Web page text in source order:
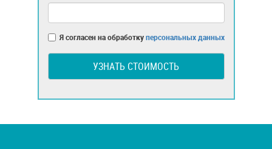
Я согласен на обработкуперсональных данных
УЗНАТЬ СТОИМОСТЬ